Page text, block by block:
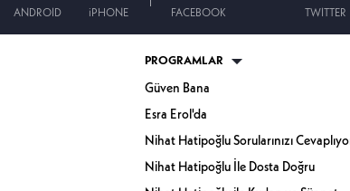
ANDROID iPHONE FACEBOOK TWITTER
PROGRAMLAR
Güven Bana
Esra Erol'da
Nihat Hatipoğlu Sorularınızı
Nihat Hatipoğlu İle Dosta Doğru